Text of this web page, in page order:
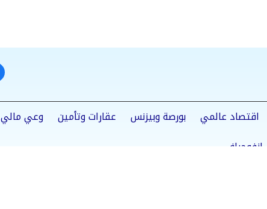
اقتصاد عالمي بورصة وبيزنس عقارات وتأمين وعي مالي
إنفوجراف